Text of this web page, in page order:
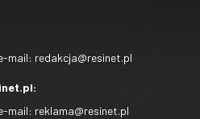
mail: redakcja@resinet.pl
mail: reklama@resinet.pl